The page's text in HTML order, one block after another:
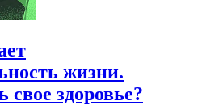
жизни.
здоровье?